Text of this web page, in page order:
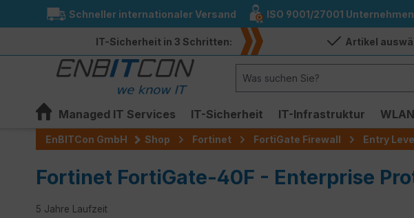
Zur Hauptnavigation springen
Schneller internationaler Versand ISO 9001/27001
IT-Sicherheit in 3 Schritten: Artikel
Managed IT Services IT-Sicherheit IT-Infrastruktur
EnBITCon GmbH Shop Fortinet FortiGate Firewall Entry
Fortinet FortiGate-40F - Enterprise
5 Jahre Laufzeit